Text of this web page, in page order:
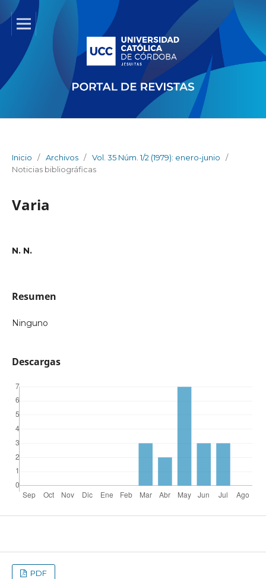
Inicio / Archivos / Vol. 35 Núm. 1/2 (1979): enero-junio
/
Noticias bibliográficas
Varia
N. N.
Resumen
Ninguno
Descargas
PDF